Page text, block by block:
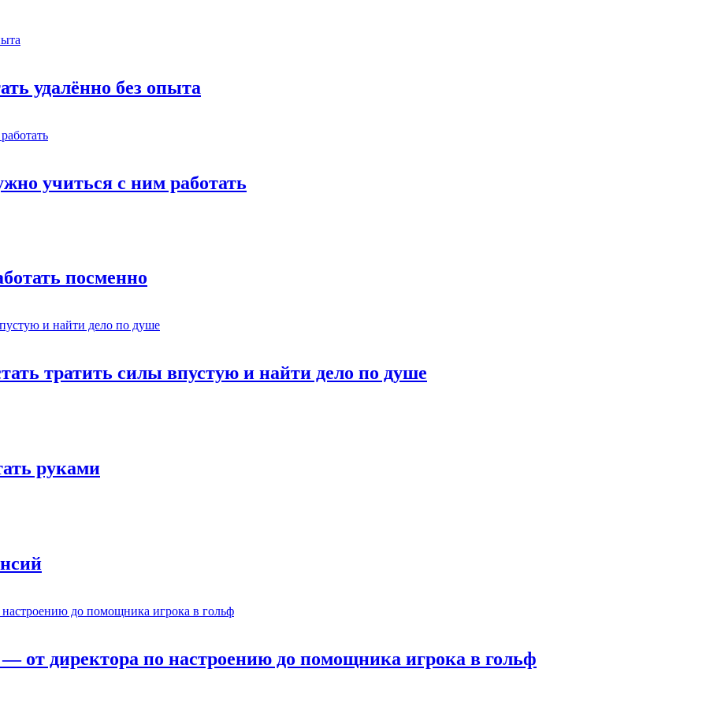
удалённо без опыта
учиться с ним работать
посменно
тратить силы впустую и найти дело по душе
руками
от директора по настроению до помощника игрока в гольф